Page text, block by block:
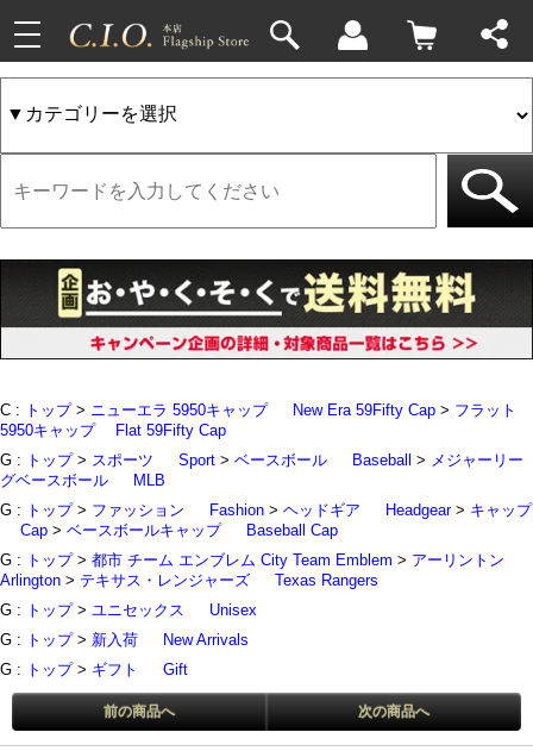
toggle
navigation
C : トップ> ニューエラ 5950キャップ New Era 59Fifty Cap > フラット
5950キャップ
Flat 59Fifty Cap
G : トップ> スポーツ Sport > ベースボール Baseball > メジャーリー
グベースボール
MLB
G : トップ> ファッション Fashion > ヘッドギア Headgear> キャップ
Cap > ベースボールキャップ
Baseball Cap
G : トップ> 都市 チーム エンブレム City Team Emblem > アーリントン
Arlington > テキサス・レンジャーズ
Texas Rangers
G : トップ> ユニセックス
Unisex
G : トップ> 新入荷
New Arrivals
G : トップ> ギフト Gift
前の商品へ 次の商品へ
4件
33件